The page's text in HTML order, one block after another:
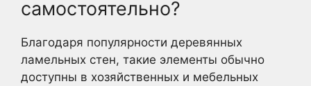
самостоятельно?
Благодаря популярности деревянных
ламельных стен, такие элементы обычно
доступны в хозяйственных и мебельных